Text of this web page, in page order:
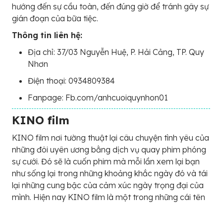
hướng đến sự cầu toàn, đến đúng giờ để tránh gây sự
gián đoạn của bữa tiệc.
Thông tin liên hệ:
Địa chỉ: 37/03 Nguyễn Huệ, P. Hải Cảng, TP. Quy
Nhơn
Điện thoại: 0934809384
Fanpage: Fb.com/anhcuoiquynhon01
KINO film
KINO film nơi tường thuật lại câu chuyện tình yêu của
những đôi uyên ương bằng dịch vụ quay phim phóng
sự cưới. Đó sẽ là cuốn phim mà mỗi lần xem lại bạn
như sống lại trong những khoảng khắc ngày đó và tái
lại những cung bậc của cảm xúc ngày trọng đại của
mình. Hiện nay KINO film là một trong những cái tên